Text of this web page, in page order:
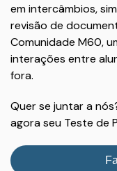
em intercâmbios,
revisão de
Comunidade M60,
interações entre
fora.
Quer se juntar a
agora seu Teste de